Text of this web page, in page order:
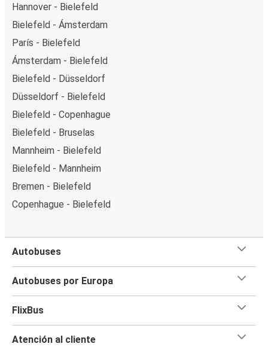
Hannover - Bielefeld
Bielefeld - Ámsterdam
París - Bielefeld
Ámsterdam - Bielefeld
Bielefeld - Düsseldorf
Düsseldorf - Bielefeld
Bielefeld - Copenhague
Bielefeld - Bruselas
Mannheim - Bielefeld
Bielefeld - Mannheim
Bremen - Bielefeld
Copenhague - Bielefeld
Autobuses
Autobuses por Europa
FlixBus
Atención al cliente